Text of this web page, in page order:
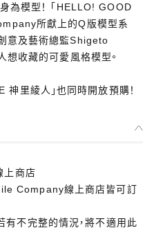
身為模型！ 「HELLO! GOOD
所獻上的Q版模型系
意及藝術總監Shigeto
想收藏的可愛風格模型。
里綾人」也同時開放預購！
商店
Company線上商店皆可訂
不完整的情況，將不適用此